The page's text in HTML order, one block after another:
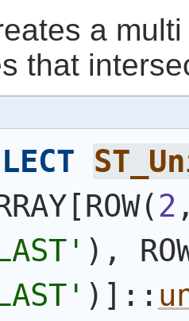
a
that
( 2
) ,
) ]::